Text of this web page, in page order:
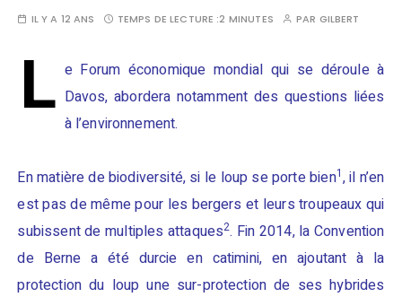
IL Y A 12 ANS TEMPS DE LECTURE :2 MINUTES PAR GILBERT
L e Forum économique mondial qui se déroule à
Davos, abordera notamment des questions liées
à l’environnement.
En matière de biodiversité, si le loup se porte bien1, il n’en
est pas de même pour les bergers et leurs troupeaux qui
subissent de multiples attaques2. Fin 2014, la Convention
de Berne a été durcie en catimini, en ajoutant à la
protection du loup une sur-protection de ses hybrides